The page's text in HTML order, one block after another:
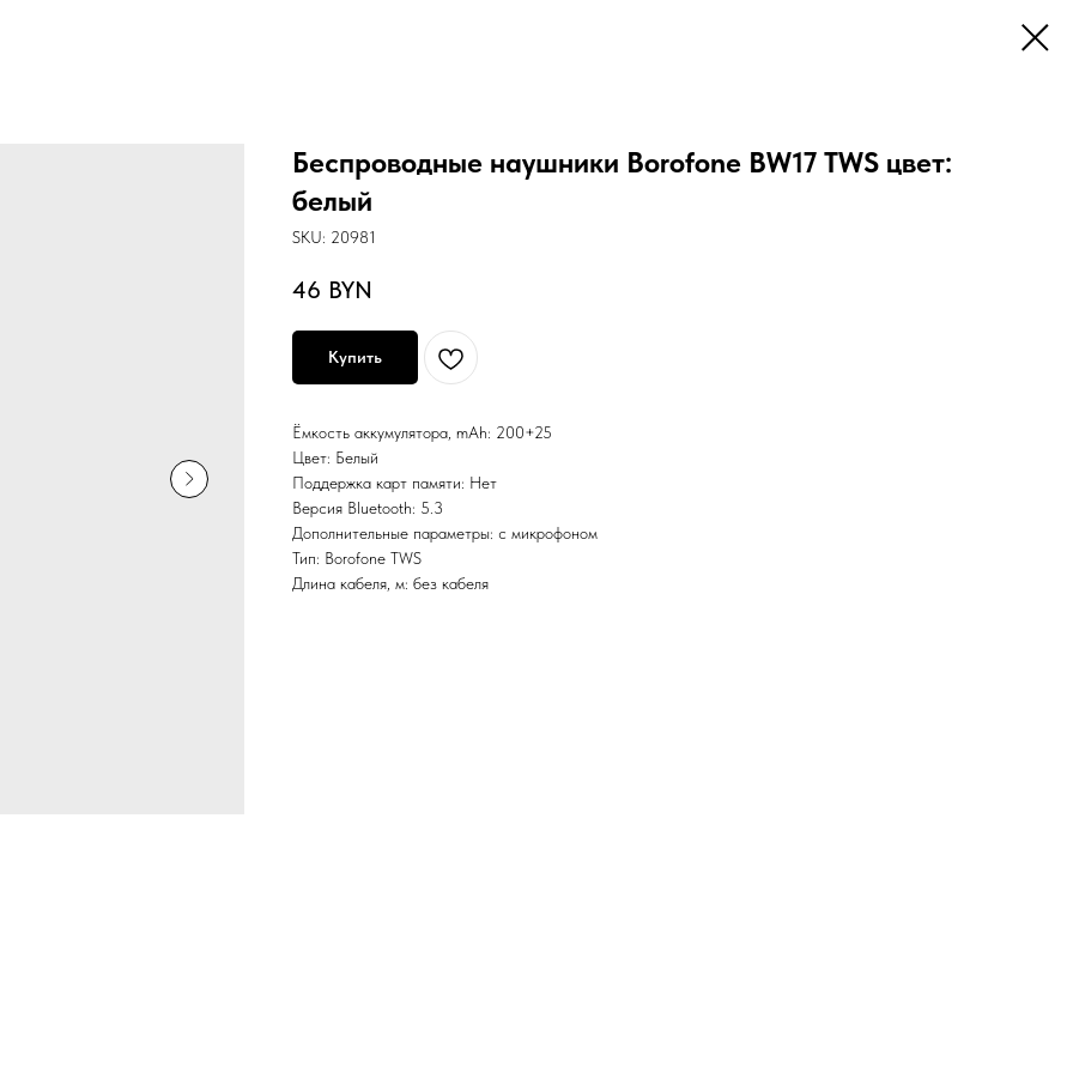
Беспроводные наушники Borofone BW17 TWS цвет:
белый
SKU: 20981
46 BYN
Купить
Ёмкость аккумулятора, mAh: 200+25
Цвет: Белый
Поддержка карт памяти: Нет
Версия Bluetooth: 5.3
Дополнительные параметры: с микрофоном
Тип: Borofone TWS
Длина кабеля, м: без кабеля